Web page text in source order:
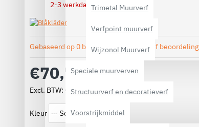
Trimetal Muurverf
Verfpoint muurverf
Wijzonol Muurverf
Speciale muurverven
Structuurverf en decoratieverf
Voorstrijkmiddel
2-3 werkdagen
Gebaseerd op 0 beoordeling(en).-Geef beoordeling
€70,79
Excl. BTW: €58,50
Kleur